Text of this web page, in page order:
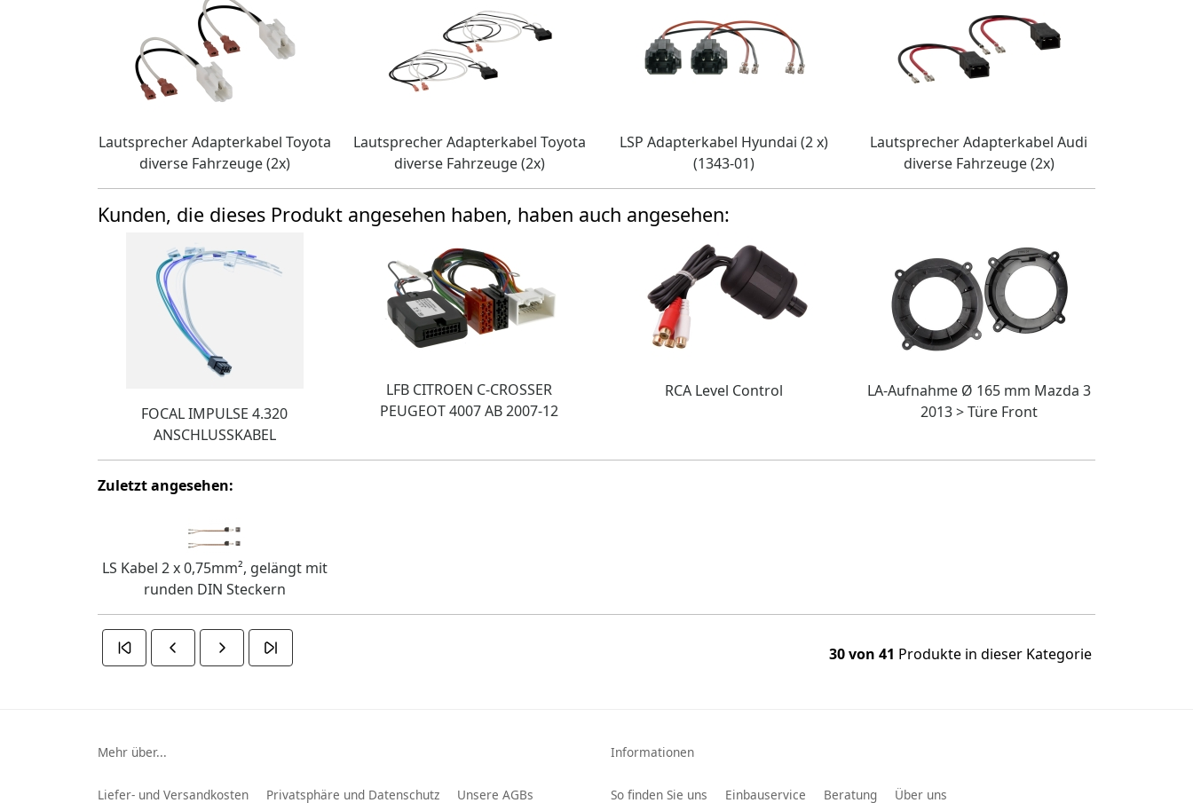
Lautsprecher Adapterkabel Toyota
diverse Fahrzeuge (2x)
Lautsprecher Adapterkabel Toyota
diverse Fahrzeuge (2x)
LSP Adapterkabel Hyundai (2 x)
(1343-01)
Lautsprecher Adapterkabel Audi
diverse Fahrzeuge (2x)
Kunden, die dieses Produkt angesehen haben, haben auch angesehen:
FOCAL IMPULSE 4.320
ANSCHLUSSKABEL
LFB CITROEN C-CROSSER
PEUGEOT 4007 AB 2007-12
RCA Level Control
LA-Aufnahme Ø 165 mm Mazda 3
2013 > Türe Front
Zuletzt angesehen:
LS Kabel 2 x 0,75mm², gelängt mit
runden DIN Steckern
30 von 41 Produkte in dieser Kategorie
Mehr über...
Liefer- und Versandkosten Privatsphäre und Datenschutz Unsere AGBs
Informationen
So finden Sie uns Einbauservice Beratung Über uns